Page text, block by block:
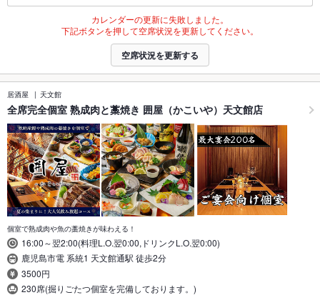
カレンダーの更新に失敗しました。
下記ボタンを押して空席状況を更新してください。
空席状況を更新する
居酒屋 天文館
全席完全個室 熟成肉と藁焼き 囲屋（かこいや）天文館店
個室で熟成肉や魚の藁焼きが味わえる！
16:00～翌2:00(料理L.O.翌0:00,ドリンクL.O.翌0:00)
鹿児島市電 系統1 天文館通駅 徒歩2分
3500円
230席(掘りごたつ個室を完備しております。)